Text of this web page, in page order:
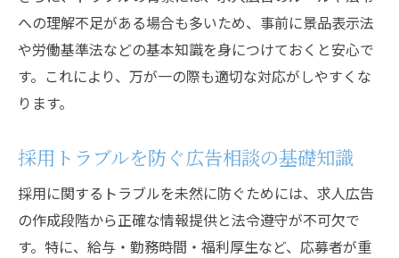
への理解不足がある場合も多いため、事前に景品表示法
や労働基準法などの基本知識を身につけておくと安心で
す。これにより、万が一の際も適切な対応がしやすくな
ります。
採用トラブルを防ぐ広告相談の基礎知識
採用に関するトラブルを未然に防ぐためには、求人広告
の作成段階から正確な情報提供と法令遵守が不可欠で
す。特に、給与・勤務時間・福利厚生など、応募者が重